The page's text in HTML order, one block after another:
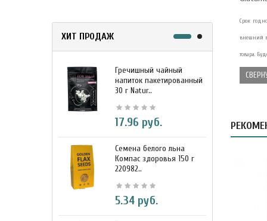
ХИТ ПРОДАЖ
Гречишный чайный
напиток пакетированный
30 г Natur..
17.96 руб.
Семена белого льна
Компас здоровья 150 г
220982..
5.34 руб.
Срок
внешний
товара.